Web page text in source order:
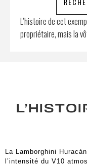
L’histoire de cet
propriétaire, mais la
La Lamborghini
l’intensité du V10